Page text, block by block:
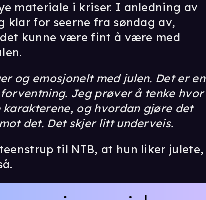
materiale i kriser. I anledning av
klar for seerne fra søndag av,
kunne være fint å være med
og emosjonelt med julen. Det er en
Jeg prøver å tenke hvor
karakterene, og hvordan gjøre det
det. Det skjer litt underveis.
til NTB, at hun liker julete,